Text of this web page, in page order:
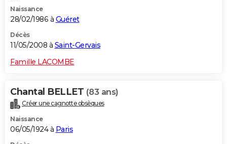
Naissance
28/02/1986 à Guéret
Décès
11/05/2008 à Saint-Gervais
Famille LACOMBE
Chantal BELLET (83 ans)
Créer une cagnotte obsèques
Naissance
06/05/1924 à Paris